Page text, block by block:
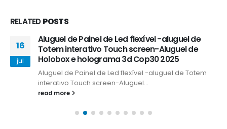
RELATEDPOSTS
16
jul
Aluguel de Painel de Led flexível -aluguel de
Totem interativo Touch screen-Aluguel de
Holobox e holograma 3d Cop30 2025
Aluguel de Painel de Led flexível -aluguel de Totem
interativo Touch screen-Aluguel...
read more